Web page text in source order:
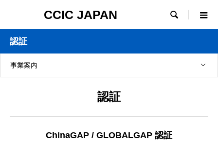
CCIC JAPAN 
認証
事業案内
認証
ChinaGAP / GLOBALGAP 認証